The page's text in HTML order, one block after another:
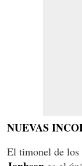
NUEVAS
El timonel de los